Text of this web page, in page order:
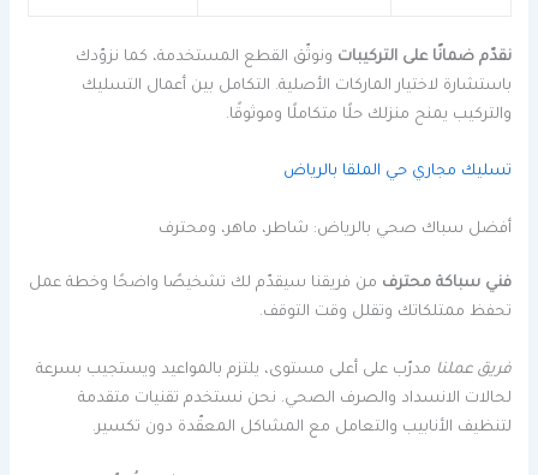
نقدّم ضمانًا على التركيبات ونوثّق القطع المستخدمة، كما نزوّدك
باستشارة لاختيار الماركات الأصلية. التكامل بين أعمال التسليك
والتركيب يمنح منزلك حلًا متكاملًا وموثوقًا.
تسليك مجاري حي الملقا بالرياض
أفضل سباك صحي بالرياض: شاطر، ماهر، ومحترف
فني سباكة محترف من فريقنا سيقدّم لك تشخيصًا واضحًا وخطة عمل
تحفظ ممتلكاتك وتقلل وقت التوقف.
فريق عملنا مدرّب على أعلى مستوى، يلتزم بالمواعيد ويستجيب بسرعة
لحالات الانسداد والصرف الصحي. نحن نستخدم تقنيات متقدمة
لتنظيف الأنابيب والتعامل مع المشاكل المعقّدة دون تكسير.